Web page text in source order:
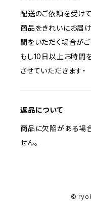
配送のご依頼を受け
商品をきれいにお届
間をいただく場合がご
もし10日以上お時間
させていただきます・
返品について
商品に欠陥がある場
せん。
©